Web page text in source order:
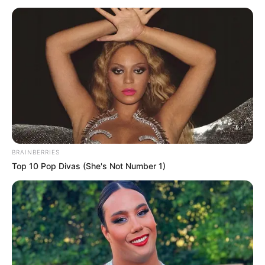
BRAINBERRIES
Top 10 Pop Divas (She's Not Number 1)